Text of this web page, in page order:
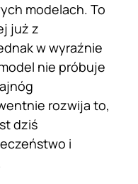
modelach. To
już z
w wyraźnie
nie próbuje
rozwija to,
dziś
i